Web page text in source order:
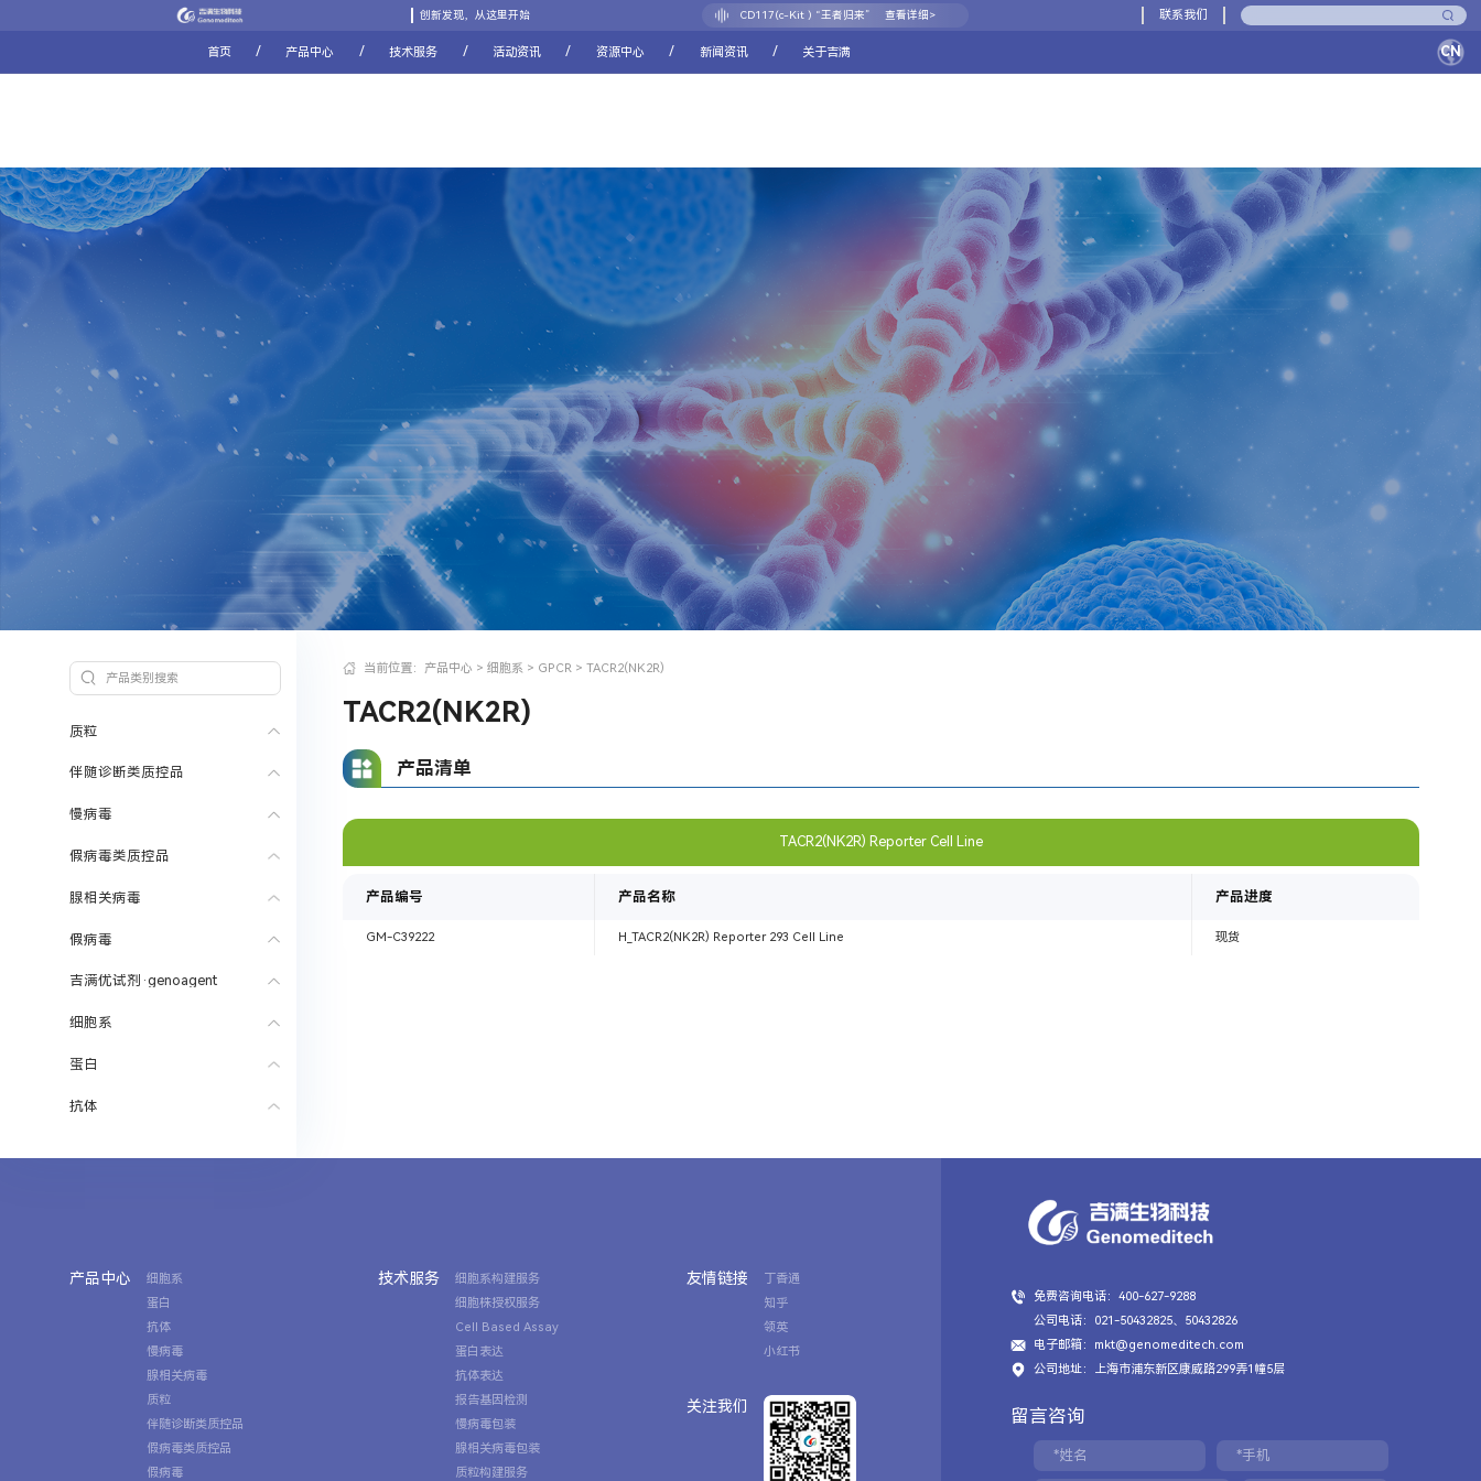
创新发现，从这里开始 CD117(c-Kit ) “王者归来”
查看详细>
联系我们
首页 / 产品中心 / 技术服务 / 活动资讯 / 资源中心 / 新闻资讯 / 关于吉满 CN
质粒
伴随诊断类质控品
慢病毒
假病毒类质控品
腺相关病毒
假病毒
吉满优试剂·genoagent
细胞系
蛋白
抗体
当前位置： 产品中心 >细胞系 > GPCR > TACR2(NK2R)
TACR2(NK2R)
产品清单
TACR2(NK2R) Reporter Cell Line
产品编号 产品名称 产品进度
GM-C39222 H_TACR2(NK2R) Reporter 293 Cell Line 现货
产品中心
细胞系
蛋白
抗体
慢病毒
腺相关病毒
质粒
伴随诊断类质控品
假病毒类质控品
假病毒
技术服务
细胞系构建服务
细胞株授权服务
Cell Based Assay
蛋白表达
抗体表达
报告基因检测
慢病毒包装
腺相关病毒包装
质粒构建服务
友情链接
丁香通
知乎
领英
小红书
关注我们
免费咨询电话：400-627-9288
公司电话：021-50432825、50432826
电子邮箱：mkt@genomeditech.com
公司地址：上海市浦东新区康威路299弄1幢5层
留言咨询